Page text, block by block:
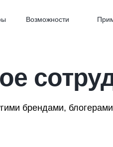
Возможности
брендами,